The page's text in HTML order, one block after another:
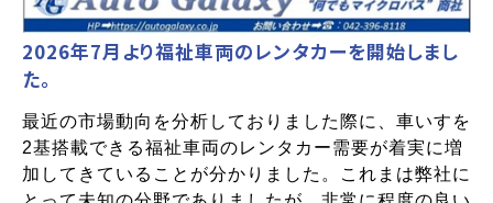
2026年7月より福祉車両のレンタカーを開始しまし
た。
最近の市場動向を分析しておりました際に、車いすを
2基搭載できる福祉車両のレンタカー需要が着実に増
加してきていることが分かりました。これまは弊社に